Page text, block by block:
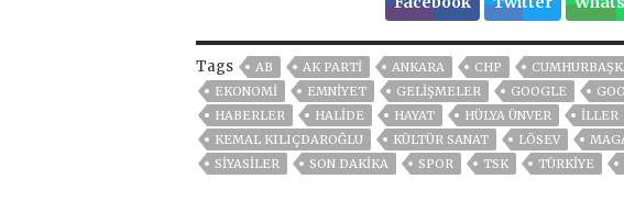
Tags AB AK PARTİ ANKARA CHP
EKONOMİ
EMNİYET GELIŞMELER GOOGLE
HABERLER
HALİDE HAYAT HÜLYA ÜNVER İLLER
KEMAL KILIÇDAROĞLU
KÜLTÜR SANAT LÖSEV
SİYASİLER
SON DAKIKA SPOR TSK TÜRKİYE